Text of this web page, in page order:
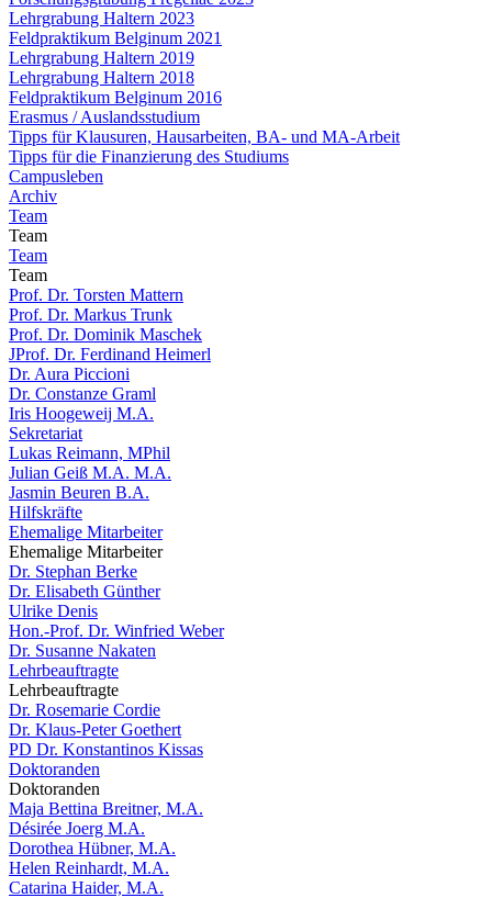
Lehrgrabung Haltern 2023
Feldpraktikum Belginum 2021
Lehrgrabung Haltern 2019
Lehrgrabung Haltern 2018
Feldpraktikum Belginum 2016
Erasmus / Auslandsstudium
Tipps für Klausuren, Hausarbeiten, BA- und MA-Arbeit
Tipps für die Finanzierung des Studiums
Campusleben
Archiv
Team
Team
Team
Team
Prof. Dr. Torsten Mattern
Prof. Dr. Markus Trunk
Prof. Dr. Dominik Maschek
JProf. Dr. Ferdinand Heimerl
Dr. Aura Piccioni
Dr. Constanze Graml
Iris Hoogeweij M.A.
Sekretariat
Lukas Reimann, MPhil
Julian Geiß M.A. M.A.
Jasmin Beuren B.A.
Hilfskräfte
Ehemalige Mitarbeiter
Ehemalige Mitarbeiter
Dr. Stephan Berke
Dr. Elisabeth Günther
Ulrike Denis
Hon.-Prof. Dr. Winfried Weber
Dr. Susanne Nakaten
Lehrbeauftragte
Lehrbeauftragte
Dr. Rosemarie Cordie
Dr. Klaus-Peter Goethert
PD Dr. Konstantinos Kissas
Doktoranden
Doktoranden
Maja Bettina Breitner, M.A.
Désirée Joerg M.A.
Dorothea Hübner, M.A.
Helen Reinhardt, M.A.
Catarina Haider, M.A.